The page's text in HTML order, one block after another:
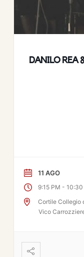
DANILO REA
11 AGO
9:15 PM - 10:30
Cortile Collegio
Vico